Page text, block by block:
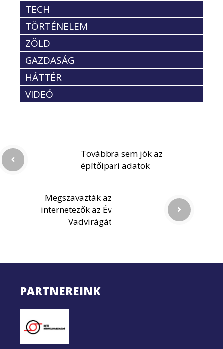
TECH
TÖRTÉNELEM
ZÖLD
GAZDASÁG
HÁTTÉR
VIDEÓ
Továbbra sem jók az
építőipari adatok
Megszavazták az
internetezők az Év
Vadvirágát
PARTNEREINK